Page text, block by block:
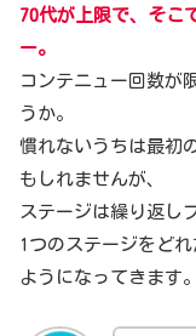
70代が上限で、そこ
ー。
コンテニュー回数が
うか。
慣れないうちは最初
もしれませんが、
ステージは繰り返し
1つのステージをど
ようになってきます。